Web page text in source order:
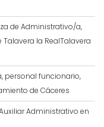
de Administrativo/a,
la RealTalavera
personal funcionario,
de Cáceres
Administrativo en